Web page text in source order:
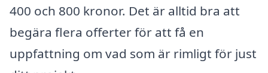
400 och 800 kronor. Det är alltid bra att
begära flera offerter för att få en
uppfattning om vad som är rimligt för just